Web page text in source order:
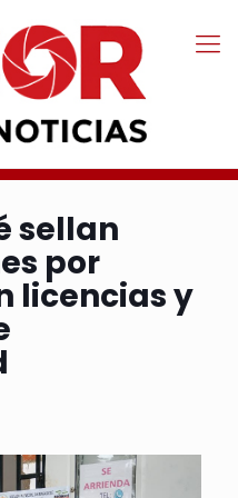
sellan
por
licencias y